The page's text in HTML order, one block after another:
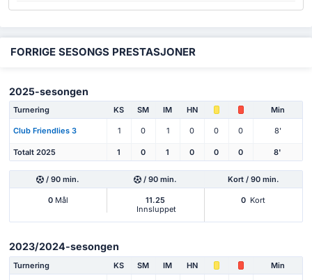
FORRIGE SESONGS PRESTASJONER
2025-sesongen
Turnering KS SM IM HN Min
Club Friendlies 3 1 0 1 0 0 0 8'
Totalt 2025 1 0 1 0 0 0 8'
/ 90 min. / 90 min. Kort / 90 min.
0Mål
11.25
Innsluppet
0 Kort
2023/2024-sesongen
Turnering KS SM IM HN Min